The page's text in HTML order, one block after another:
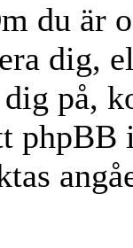
du är
dig,
på,